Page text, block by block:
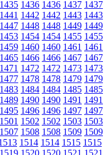
1435 1436 1436 1437 1437
1441 1442 1442 1443 1443
1447 1448 1448 1449 1449
1453 1454 1454 1455 1455
1459 1460 1460 1461 1461
1465 1466 1466 1467 1467
1471 1472 1472 1473 1473
1477 1478 1478 1479 1479
1483 1484 1484 1485 1485
1489 1490 1490 1491 1491
1495 1496 1496 1497 1497
1501 1502 1502 1503 1503
1507 1508 1508 1509 1509
1514 1514 1515 1515